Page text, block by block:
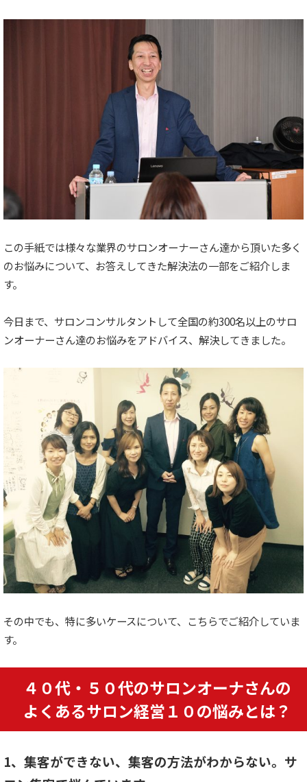
この手紙では様々な業界のサロンオーナーさん達から頂いた多く
のお悩みについて、お答えしてきた解決法の一部をご紹介しま
す。
今日まで、サロンコンサルタントして全国の約300名以上のサロ
ンオーナーさん達のお悩みをアドバイス、解決してきました。
その中でも、特に多いケースについて、こちらでご紹介していま
す。
４０代・５０代のサロンオーナさんの
よくあるサロン経営１０の悩みとは？
1、集客ができない、集客の方法がわからない。サ